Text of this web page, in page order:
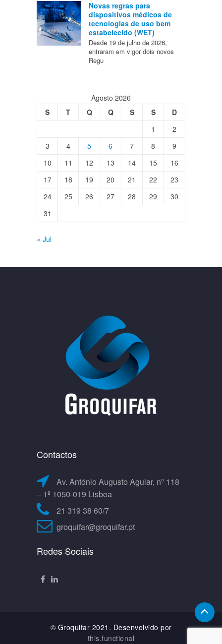
Novas regras para
dispositivos médicos de
tecnologias de uso bem
estabelecido (WET)
Desde 19 de julho de 2026,
entraram em vigor dois novos
Regu
Agosto 2026
S
T Q Q S S
D
1
2
3
4 5 6 7 8
9
10
11 12 13 14 15
16
17
18 19 20 21 22
23
24
25 26 27 28 29
30
31
« Jul
Contactos
Av. António Augusto Aguiar, nº 118
– 1º 1050-019 Lisboa
21 319 38 60/7
groquifar@groquifar.pt
Redes Sociais
© Groquifar 2021. Desenvolvido por
this.functional